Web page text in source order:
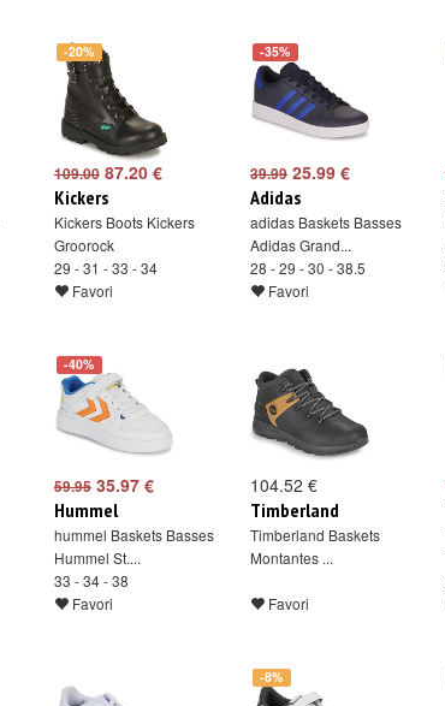
-20%
109.00 87.20 €
Kickers
Kickers Boots Kickers
Groorock
29 - 31 - 33 - 34
Favori
-35%
39.99 25.99 €
Adidas
adidas Baskets Basses
Adidas Grand...
28 - 29 - 30 - 38.5
Favori
-40%
59.95 35.97 €
Hummel
hummel Baskets Basses
Hummel St....
33 - 34 - 38
Favori
104.52 €
Timberland
Timberland Baskets
Montantes ...
Favori
-8%